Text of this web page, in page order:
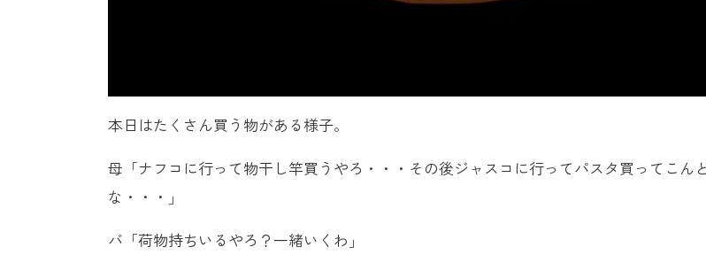
本日はたくさん買う物がある様子。
母「ナフコに行って物干し竿買うやろ・・・その後ジャスコに行ってパスタ買ってこん
な・・・」
バ「荷物持ちいるやろ？一緒いくわ」